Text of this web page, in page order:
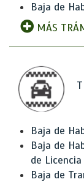
Baja de
MÁS
Baja de
Baja de
de Licencia
Baja de